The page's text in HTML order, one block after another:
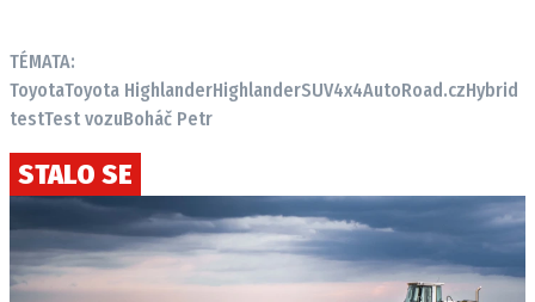
TÉMATA:
ToyotaToyota HighlanderHighlanderSUV4x4AutoRoad.czHybrid
testTest vozuBoháč Petr
STALO SE